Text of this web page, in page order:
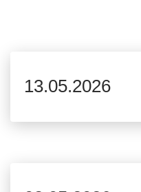
13.05.2026